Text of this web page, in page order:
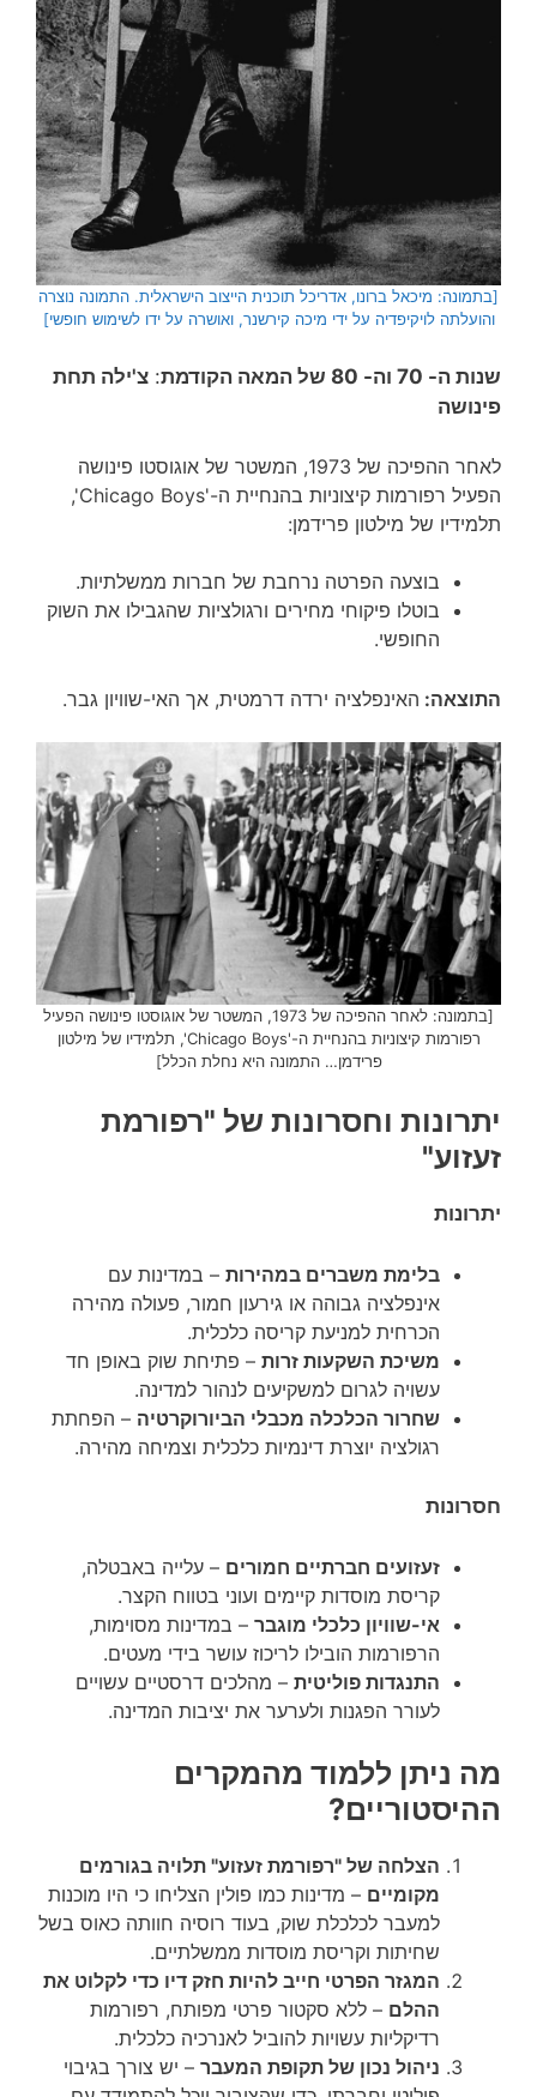
[בתמונה: מיכאל ברונו, אדריכל תוכנית הייצוב הישראלית. התמונה נוצרה
והועלתה לויקיפדיה על ידי מיכה קירשנר, ואושרה על ידו לשימוש חופשי]
שנות ה- 70 וה- 80 של המאה הקודמת : צ'ילה תחת
פינושה
לאחר ההפיכה של 1973, המשטר של אוגוסטו פינושה
הפעיל רפורמות קיצוניות בהנחיית ה-'Chicago Boys',
תלמידיו של מילטון פרידמן:
בוצעה הפרטה נרחבת של חברות ממשלתיות.
בוטלו פיקוחי מחירים ורגולציות שהגבילו את השוק
החופשי.
התוצאה: האינפלציה ירדה דרמטית, אך האי-שוויון גבר.
[בתמונה: לאחר ההפיכה של 1973, המשטר של אוגוסטו פינושה הפעיל
רפורמות קיצוניות בהנחיית ה-'Chicago Boys', תלמידיו של מילטון
פרידמן… התמונה היא נחלת הכלל]
יתרונות וחסרונות של "רפורמת
זעזוע"
יתרונות
בלימת משברים במהירות – במדינות עם
אינפלציה גבוהה או גירעון חמור, פעולה מהירה
הכרחית למניעת קריסה כלכלית.
משיכת השקעות זרות – פתיחת שוק באופן חד
עשויה לגרום למשקיעים לנהור למדינה.
שחרור הכלכלה מכבלי הביורוקרטיה – הפחתת
רגולציה יוצרת דינמיות כלכלית וצמיחה מהירה.
חסרונות
זעזועים חברתיים חמורים – עלייה באבטלה,
קריסת מוסדות קיימים ועוני בטווח הקצר.
אי-שוויון כלכלי מוגבר – במדינות מסוימות,
הרפורמות הובילו לריכוז עושר בידי מעטים.
התנגדות פוליטית – מהלכים דרסטיים עשויים
לעורר הפגנות ולערער את יציבות המדינה.
מה ניתן ללמוד מהמקרים
ההיסטוריים?
הצלחה של "רפורמת זעזוע" תלויה בגורמים
מקומיים – מדינות כמו פולין הצליחו כי היו מוכנות
למעבר לכלכלת שוק, בעוד רוסיה חוותה כאוס בשל
שחיתות וקריסת מוסדות ממשלתיים.
המגזר הפרטי חייב להיות חזק דיו כדי לקלוט את
ההלם – ללא סקטור פרטי מפותח, רפורמות
רדיקליות עשויות להוביל לאנרכיה כלכלית.
ניהול נכון של תקופת המעבר – יש צורך בגיבוי